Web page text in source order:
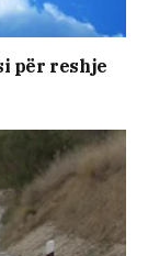
për reshje